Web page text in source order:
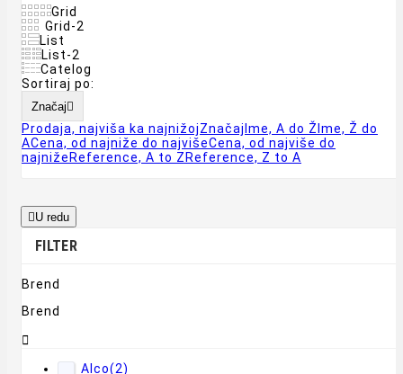
Grid
Grid-2
List
List-2
Catelog
Sortiraj po:
Značaj 
Prodaja, najviša ka najnižojZnačaj Ime, A do Ž Ime, Ž do
ACena, od najniže do najvišeCena, od najviše do
najniže Reference, A to Z Reference, Z to A
 U redu
FILTER
Brend
Brend

Alco(2)